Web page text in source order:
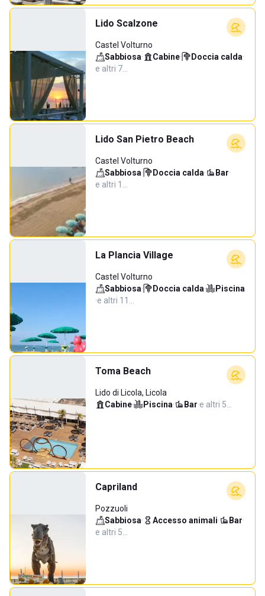
Lido Scalzone
Castel Volturno
Sabbiosa· Cabine· Doccia calda·
e altri 7…
Lido San Pietro Beach
Castel Volturno
Sabbiosa· Doccia calda· Bar·
e altri 1…
La Plancia Village
Castel Volturno
Sabbiosa· Doccia calda·
Piscina
·e altri 11…
Toma Beach
Lido di Licola, Licola
Cabine· Piscina· Bar·e altri 5…
Capriland
Pozzuoli
Sabbiosa· Accesso animali· Bar·
e altri 5…